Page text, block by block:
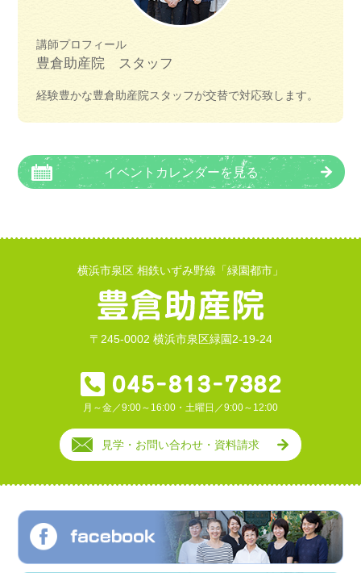
講師プロフィール
豊倉助産院 スタッフ
経験豊かな豊倉助産院スタッフが交替で対応致します。
イベントカレンダーを見る
横浜市泉区 相鉄いずみ野線「緑園都市」
〒245-0002 横浜市泉区緑園2-19-24
月～金／9:00～16:00・土曜日／9:00～12:00
見学・お問い合わせ・資料請求